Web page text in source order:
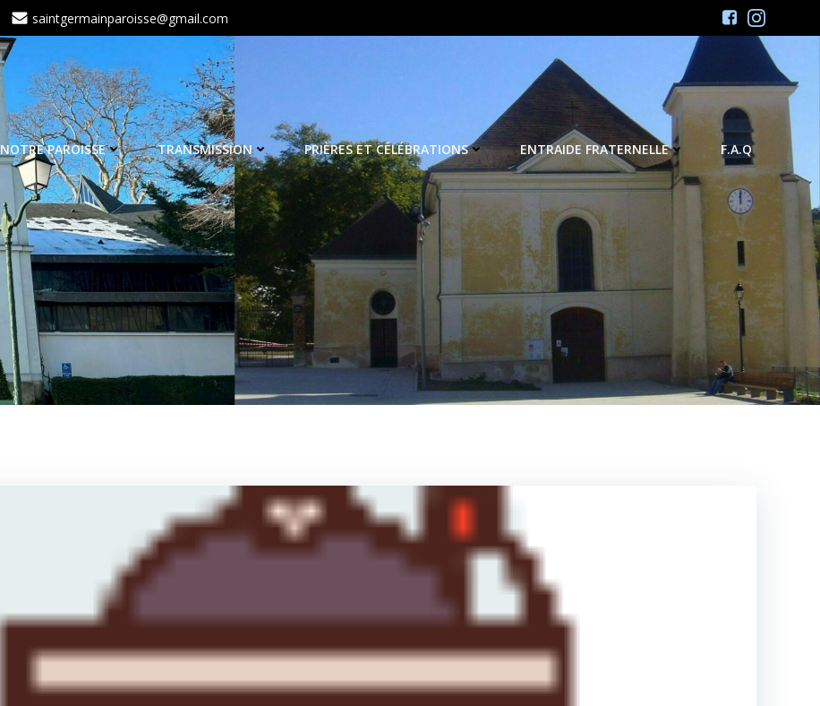
saintgermainparoisse@gmail.com
NOTRE PAROISSE TRANSMISSION PRIÈRES ET CÉLÉBRATIONS ENTRAIDE FRATERNELLE F.A.Q